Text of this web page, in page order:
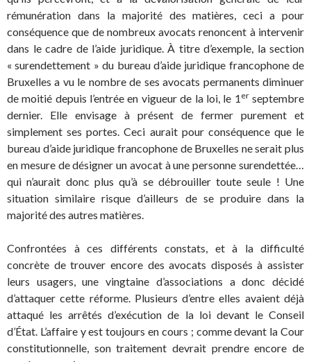
rémunération dans la majorité des matières, ceci a pour
conséquence que de nombreux avocats renoncent à intervenir
dans le cadre de l’aide juridique. À titre d’exemple, la section
« surendettement » du bureau d’aide juridique francophone de
Bruxelles a vu le nombre de ses avocats permanents diminuer
de moitié depuis l’entrée en vigueur de la loi, le 1 erseptembre
dernier. Elle envisage à présent de fermer purement et
simplement ses portes. Ceci aurait pour conséquence que le
bureau d’aide juridique francophone de Bruxelles ne serait plus
en mesure de désigner un avocat à une personne surendettée…
qui n’aurait donc plus qu’à se débrouiller toute seule ! Une
situation similaire risque d’ailleurs de se produire dans la
majorité des autres matières.
Confrontées à ces différents constats, et à la difficulté
concrète de trouver encore des avocats disposés à assister
leurs usagers, une vingtaine d’associations a donc décidé
d’attaquer cette réforme. Plusieurs d’entre elles avaient déjà
attaqué les arrêtés d’exécution de la loi devant le Conseil
d’État. L’affaire y est toujours en cours ; comme devant la Cour
constitutionnelle, son traitement devrait prendre encore de